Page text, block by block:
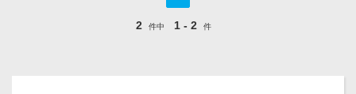
2 件中 1 - 2 件